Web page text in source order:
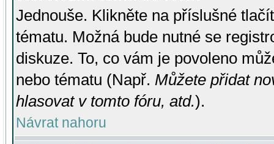
Jednouše. Klikněte na příslušné
tématu. Možná bude nutné se
diskuze. To, co vám je povoleno
nebo tématu (Např. Můžete přidat
hlasovat v tomto fóru, atd.).
Návrat nahoru